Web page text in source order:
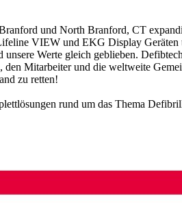
und North Branford, CT
VIEW und EKG Display Geräten
Werte gleich geblieben.
Mitarbeiter und die weltweite
zu retten!
rund um das Thema